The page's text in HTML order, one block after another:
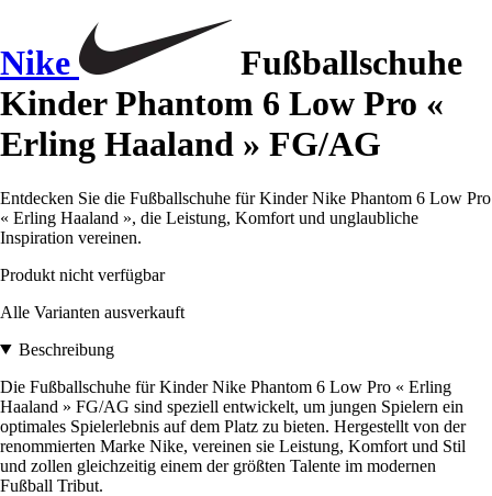
Nike
Fußballschuhe
Kinder Phantom 6 Low Pro «
Erling Haaland » FG/AG
Entdecken Sie die Fußballschuhe für Kinder Nike Phantom 6 Low Pro
« Erling Haaland », die Leistung, Komfort und unglaubliche
Inspiration vereinen.
Produkt nicht verfügbar
Alle Varianten ausverkauft
Beschreibung
Die Fußballschuhe für Kinder Nike Phantom 6 Low Pro « Erling
Haaland » FG/AG sind speziell entwickelt, um jungen Spielern ein
optimales Spielerlebnis auf dem Platz zu bieten. Hergestellt von der
renommierten Marke Nike, vereinen sie Leistung, Komfort und Stil
und zollen gleichzeitig einem der größten Talente im modernen
Fußball Tribut.